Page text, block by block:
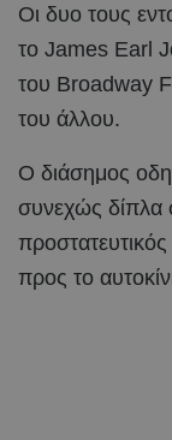
Οι δυο τους
το James Earl
του Broadway
του άλλου.
Ο διάσημος
συνεχώς δίπλα
προς το